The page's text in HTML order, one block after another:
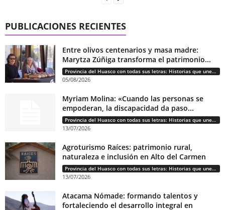
PUBLICACIONES RECIENTES
Entre olivos centenarios y masa madre:
Marytza Zúñiga transforma el patrimonio...
Provincia del Huasco con todas sus letras: Historias que unen cultura, diversidad e identidad
05/08/2026
Myriam Molina: «Cuando las personas se
empoderan, la discapacidad da paso...
Provincia del Huasco con todas sus letras: Historias que unen cultura, diversidad e identidad
13/07/2026
Agroturismo Raíces: patrimonio rural,
naturaleza e inclusión en Alto del Carmen
Provincia del Huasco con todas sus letras: Historias que unen cultura, diversidad e identidad
13/07/2026
Atacama Nómade: formando talentos y
fortaleciendo el desarrollo integral en